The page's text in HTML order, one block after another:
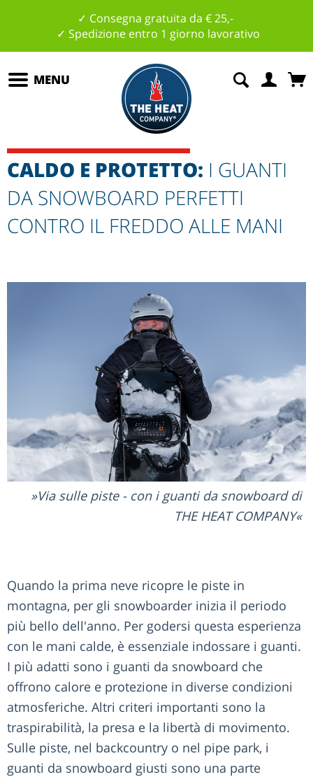
✓ Consegna gratuita da € 25,-
✓ Spedizione entro 1 giorno lavorativo
MENU
CALDO E PROTETTO: I GUANTI
DA SNOWBOARD PERFETTI
CONTRO IL FREDDO ALLE MANI
Via sulle piste - con i guanti da snowboard di
THE HEAT COMPANY
Quando la prima neve ricopre le piste in
montagna, per gli snowboarder inizia il periodo
più bello dell'anno. Per godersi questa esperienza
con le mani calde, è essenziale indossare i guanti.
I più adatti sono i guanti da snowboard che
offrono calore e protezione in diverse condizioni
atmosferiche. Altri criteri importanti sono la
traspirabilità, la presa e la libertà di movimento.
Sulle piste, nel backcountry o nel pipe park, i
guanti da snowboard giusti sono una parte